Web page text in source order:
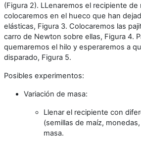
(Figura 2). LLenaremos el recipiente de
colocaremos en el hueco que han
elásticas, Figura 3. Colocaremos las
carro de Newton sobre ellas, Figura 4.
quemaremos el hilo y esperaremos a
disparado, Figura 5.
Posibles experimentos:
Variación de masa:
Llenar el recipiente con
(semillas de maíz,
masa.